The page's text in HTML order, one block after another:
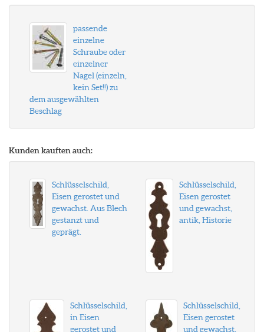
passende
einzelne
Schraube oder
einzelner
Nagel (einzeln,
kein Set!!) zu
dem ausgewählten
Beschlag
Kunden kauften auch:
Schlüsselschild,
Eisen gerostet und
gewachst. Aus Blech
gestanzt und
geprägt.
Schlüsselschild,
Eisen gerostet
und gewachst,
antik, Historie
Schlüsselschild,
in Eisen
gerostet und
Schlüsselschild,
Eisen gerostet
und gewachst,